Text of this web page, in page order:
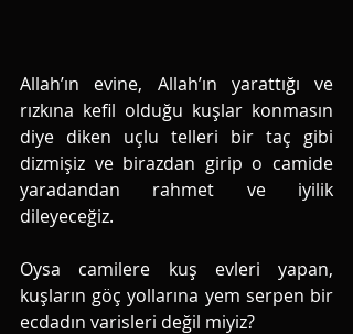
Allah’ın evine, Allah’ın yarattığı ve
rızkına kefil olduğu kuşlar konmasın
diye diken uçlu telleri bir taç gibi
dizmişiz ve birazdan girip o camide
yaradandan rahmet ve iyilik
dileyeceğiz.
Oysa camilere kuş evleri yapan,
kuşların göç yollarına yem serpen bir
ecdadın varisleri değil miyiz?